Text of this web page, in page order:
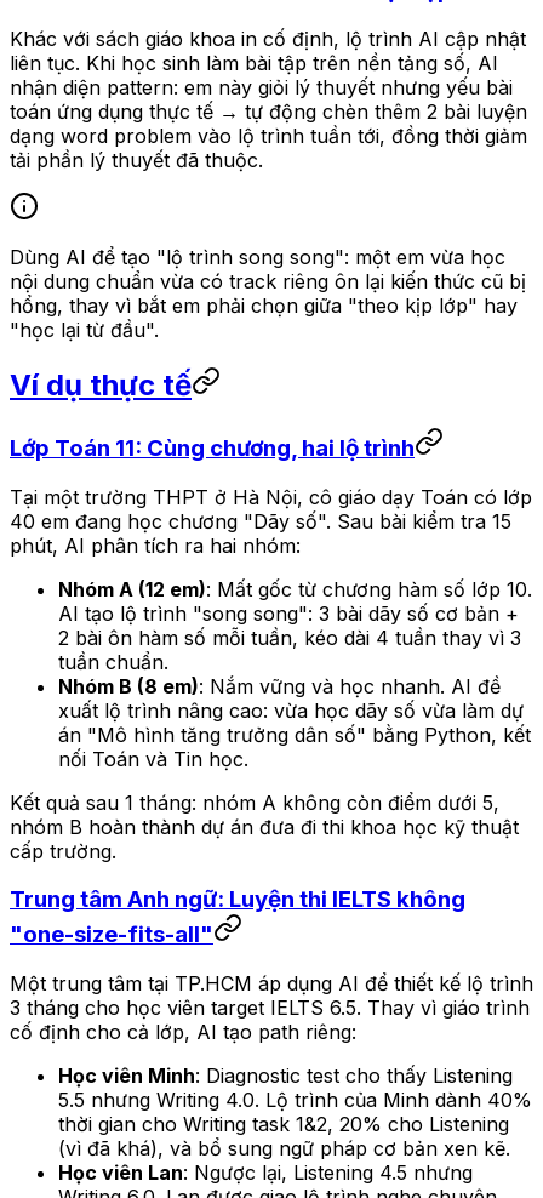
Khác với sách giáo khoa in cố định, lộ trình AI cập nhật
liên tục. Khi học sinh làm bài tập trên nền tảng số, AI
nhận diện pattern: em này giỏi lý thuyết nhưng yếu bài
toán ứng dụng thực tế → tự động chèn thêm 2 bài luyện
dạng word problem vào lộ trình tuần tới, đồng thời giảm
tải phần lý thuyết đã thuộc.
Dùng AI để tạo "lộ trình song song": một em vừa học
nội dung chuẩn vừa có track riêng ôn lại kiến thức cũ bị
hổng, thay vì bắt em phải chọn giữa "theo kịp lớp" hay
"học lại từ đầu".
Ví dụ thực tế
Lớp Toán 11: Cùng chương, hai lộ trình
Tại một trường THPT ở Hà Nội, cô giáo dạy Toán có lớp
40 em đang học chương "Dãy số". Sau bài kiểm tra 15
phút, AI phân tích ra hai nhóm:
Nhóm A (12 em): Mất gốc từ chương hàm số lớp 10.
AI tạo lộ trình "song song": 3 bài dãy số cơ bản +
2 bài ôn hàm số mỗi tuần, kéo dài 4 tuần thay vì 3
tuần chuẩn.
Nhóm B (8 em): Nắm vững và học nhanh. AI đề
xuất lộ trình nâng cao: vừa học dãy số vừa làm dự
án "Mô hình tăng trưởng dân số" bằng Python, kết
nối Toán và Tin học.
Kết quả sau 1 tháng: nhóm A không còn điểm dưới 5,
nhóm B hoàn thành dự án đưa đi thi khoa học kỹ thuật
cấp trường.
Trung tâm Anh ngữ: Luyện thi IELTS không
"one-size-fits-all"
Một trung tâm tại TP.HCM áp dụng AI để thiết kế lộ trình
3 tháng cho học viên target IELTS 6.5. Thay vì giáo trình
cố định cho cả lớp, AI tạo path riêng:
Học viên Minh: Diagnostic test cho thấy Listening
5.5 nhưng Writing 4.0. Lộ trình của Minh dành 40%
thời gian cho Writing task 1&2, 20% cho Listening
(vì đã khá), và bổ sung ngữ pháp cơ bản xen kẽ.
Học viên Lan: Ngược lại, Listening 4.5 nhưng